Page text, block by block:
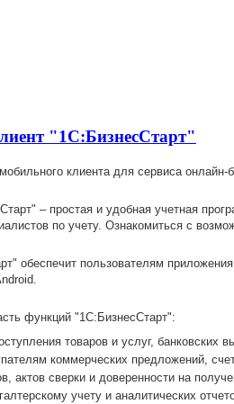
"1С:БизнесСтарт"
клиента для сервиса онлайн-
– простая и удобная учетная
по учету. Ознакомиться с
обеспечит пользователям
функций "1С:БизнесСтарт":
товаров и услуг, банковских
коммерческих предложений,
актов сверки и доверенности на
учету и аналитических